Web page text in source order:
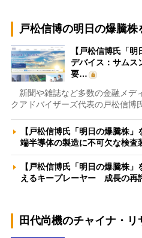
戸松信博の明日の爆騰株
【戸松信博氏「
デバイス：サムス
要…
新聞や雑誌など多数の金融メデ
クアドバイザーズ代表の戸松信博
【戸松信博氏「明日の爆騰株
端半導体の製造に不可欠な検
【戸松信博氏「明日の爆騰株
えるキープレーヤー 成長の再
田代尚機のチャイナ・リ